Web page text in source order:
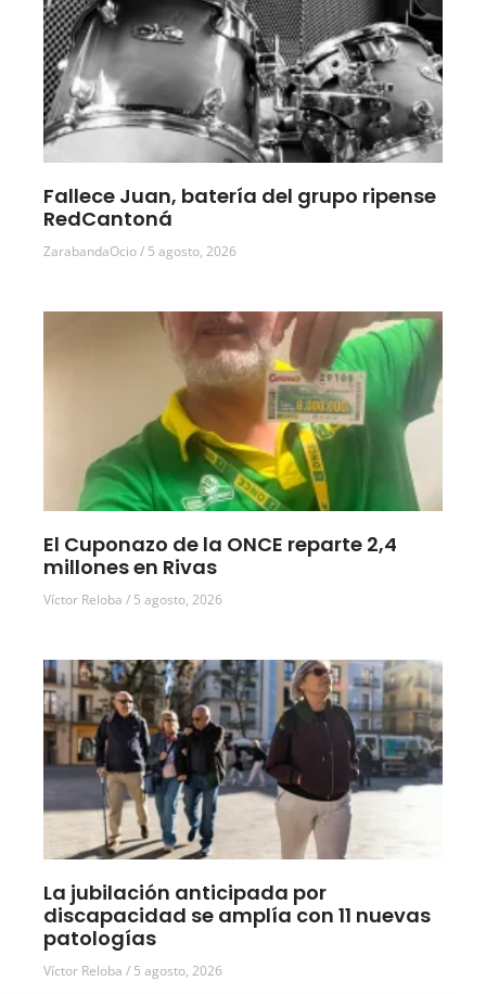
Fallece Juan, batería del grupo ripense
RedCantoná
ZarabandaOcio 5 agosto, 2026
El Cuponazo de la ONCE reparte 2,4
millones en Rivas
Víctor Reloba 5 agosto, 2026
La jubilación anticipada por
discapacidad se amplía con 11 nuevas
patologías
Víctor Reloba 5 agosto, 2026